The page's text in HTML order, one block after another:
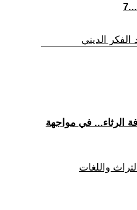
الفكر الديني
الرثاء... في مواجهة
واللغات